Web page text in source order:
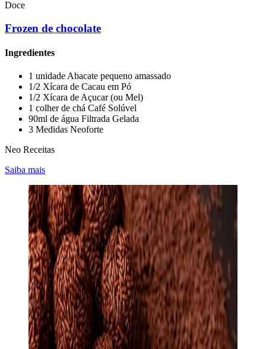
Doce
Frozen de chocolate
Ingredientes
1 unidade Abacate pequeno amassado
1/2 Xícara de Cacau em Pó
1/2 Xícara de Açucar (ou Mel)
1 colher de chá Café Solúvel
90ml de água Filtrada Gelada
3 Medidas Neoforte
Neo Receitas
Saiba mais